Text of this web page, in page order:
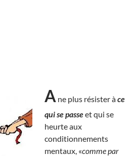
A ne plus résister àce
qui se passeet qui se
heurte aux
conditionnements
mentaux, «comme par